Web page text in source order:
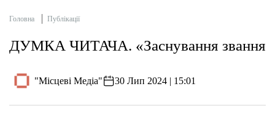
Головна Публікації
ДУМКА ЧИТАЧА. «Заснування звання
"Місцеві Медіа" 30 Лип 2024 | 15:01